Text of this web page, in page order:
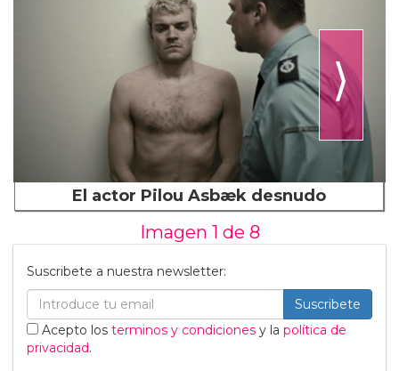
⟩
El actor Pilou Asbæk desnudo
Imagen 1 de 8
Suscribete a nuestra newsletter:
Suscribete
Acepto los terminos y condiciones y la política de
privacidad.